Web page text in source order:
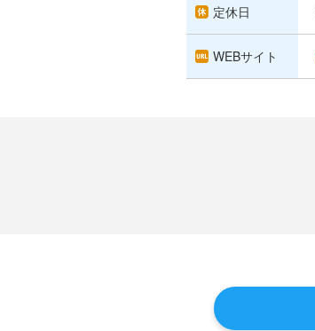
定休日
WEBサイト